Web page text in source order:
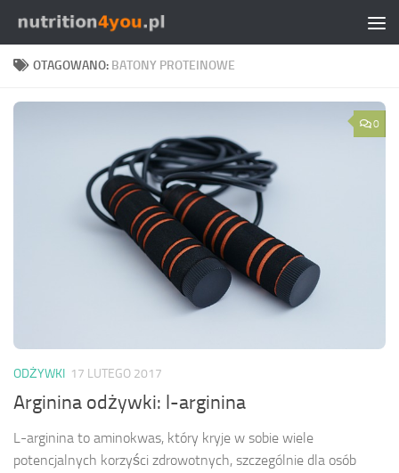
Przejdź do treści
OTAGOWANO: BATONY PROTEINOWE
0
ODŻYWKI 17 LUTEGO 2017
Arginina odżywki: l-arginina
L-arginina to aminokwas, który kryje w sobie wiele
potencjalnych korzyści zdrowotnych, szczególnie dla osób